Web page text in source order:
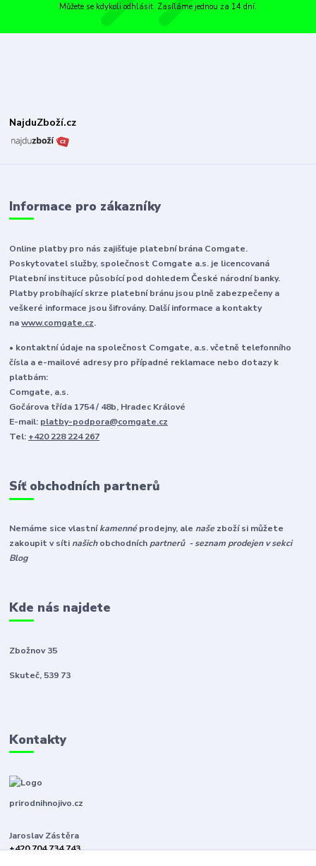
Můžete se kdykoli odhlásit. Zasíláme jednou za 14 dní.
NajduZboží.cz
Informace pro zákazníky
Online platby pro nás zajišťuje platební brána Comgate.
Poskytovatel služby, společnost Comgate a.s. je licencovaná
Platební instituce působící pod dohledem České národní banky.
Platby probíhající skrze platební bránu jsou plně zabezpečeny a
veškeré informace jsou šifrovány. Další informace a kontakty
nawww.comgate.cz.
• kontaktní údaje na společnost Comgate, a.s. včetně telefonního
čísla a e-mailové adresy pro případné reklamace nebo dotazy k
platbám:
Comgate, a.s.
Gočárova třída 1754 / 48b, Hradec Králové
E-mail: platby-podpora@comgate.cz
Tel: +420 228 224 267
Síť obchodních partnerů
Nemáme sice vlastníkamennéprodejny, ale naše zboží si můžete
zakoupit v síti našichobchodníchpartnerů - seznam prodejen v sekci
Blog
Kde nás najdete
Zbožnov 35
Skuteč, 539 73
Kontakty
prirodnihnojivo.cz
Jaroslav Zástěra
+420 704 734 743